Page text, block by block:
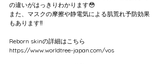
の違いがはっきりわかります😳
また、マスクの摩擦や静電気による肌荒れ予防効果
もあります‼️
Reborn skinの詳細はこちら
https://www.worldtree-japan.com/vos